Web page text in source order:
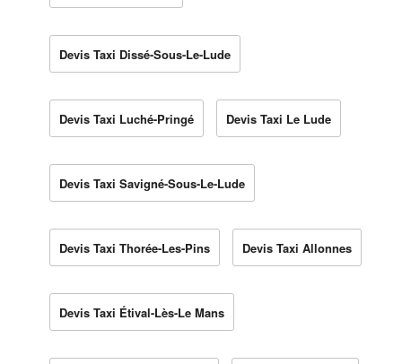
Devis Taxi Dissé-Sous-Le-Lude
Devis Taxi Luché-Pringé Devis Taxi Le Lude
Devis Taxi Savigné-Sous-Le-Lude
Devis Taxi Thorée-Les-Pins Devis Taxi Allonnes
Devis Taxi Étival-Lès-Le Mans